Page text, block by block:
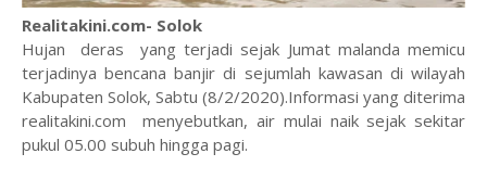
Realitakini.com- Solok
Hujan deras yang terjadi sejak Jumat malanda memicu
terjadinya bencana banjir di sejumlah kawasan di wilayah
Kabupaten Solok, Sabtu (8/2/2020).Informasi yang diterima
realitakini.com menyebutkan, air mulai naik sejak sekitar
pukul 05.00 subuh hingga pagi.